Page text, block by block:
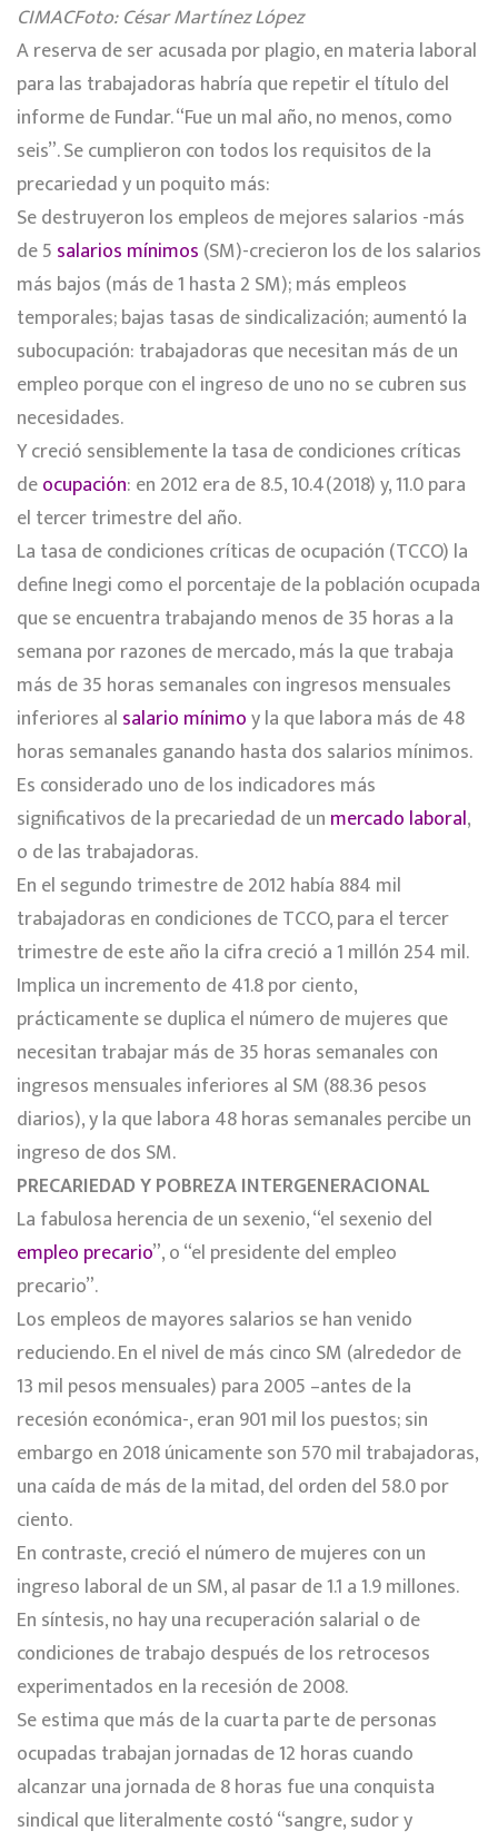
CIMACFoto: César Martínez López
A reserva de ser acusada por plagio, en materia laboral
para las trabajadoras habría que repetir el título del
informe de Fundar. “Fue un mal año, no menos, como
seis”. Se cumplieron con todos los requisitos de la
precariedad y un poquito más:
Se destruyeron los empleos de mejores salarios -más
de 5 salarios mínimos (SM)-crecieron los de los salarios
más bajos (más de 1 hasta 2 SM); más empleos
temporales; bajas tasas de sindicalización; aumentó la
subocupación: trabajadoras que necesitan más de un
empleo porque con el ingreso de uno no se cubren sus
necesidades.
Y creció sensiblemente la tasa de condiciones críticas
deocupación: en 2012 era de 8.5, 10.4(2018) y, 11.0 para
el tercer trimestre del año.
La tasa de condiciones críticas de ocupación (TCCO) la
define Inegi como el porcentaje de la población ocupada
que se encuentra trabajando menos de 35 horas a la
semana por razones de mercado, más la que trabaja
más de 35 horas semanales con ingresos mensuales
inferiores al salario mínimoy la que labora más de 48
horas semanales ganando hasta dos salarios mínimos.
Es considerado uno de los indicadores más
significativos de la precariedad de un mercado laboral,
o de las trabajadoras.
En el segundo trimestre de 2012 había 884 mil
trabajadoras en condiciones de TCCO, para el tercer
trimestre de este año la cifra creció a 1 millón 254 mil.
Implica un incremento de 41.8 por ciento,
prácticamente se duplica el número de mujeres que
necesitan trabajar más de 35 horas semanales con
ingresos mensuales inferiores al SM (88.36 pesos
diarios), y la que labora 48 horas semanales percibe un
ingreso de dos SM.
PRECARIEDAD Y POBREZA INTERGENERACIONAL
La fabulosa herencia de un sexenio, “el sexenio del
empleo precario”, o “el presidente del empleo
precario”.
Los empleos de mayores salarios se han venido
reduciendo. En el nivel de más cinco SM (alrededor de
13 mil pesos mensuales) para 2005 –antes de la
recesión económica-, eran 901 mil los puestos; sin
embargo en 2018 únicamente son 570 mil trabajadoras,
una caída de más de la mitad, del orden del 58.0 por
ciento.
En contraste, creció el número de mujeres con un
ingreso laboral de un SM, al pasar de 1.1 a 1.9 millones.
En síntesis, no hay una recuperación salarial o de
condiciones de trabajo después de los retrocesos
experimentados en la recesión de 2008.
Se estima que más de la cuarta parte de personas
ocupadas trabajan jornadas de 12 horas cuando
alcanzar una jornada de 8 horas fue una conquista
sindical que literalmente costó “sangre, sudor y